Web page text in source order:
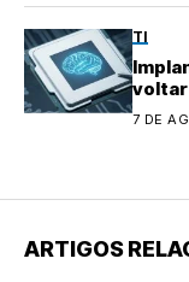
TI
voltar
7 DE
ARTIGOS